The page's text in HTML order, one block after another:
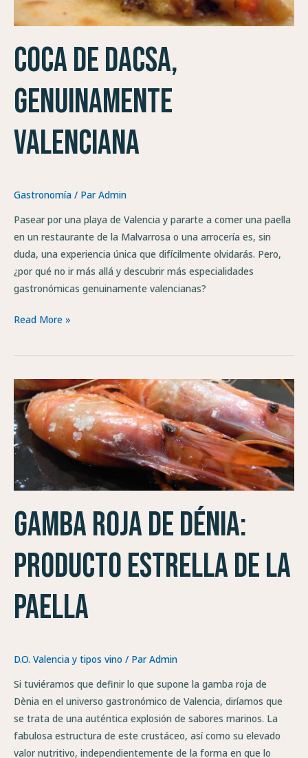
Coca de Dacsa,
genuinamente
Valenciana
Gastronomía / ParAdmin
Pasear por una playa de Valencia y pararte a comer una paella
en un restaurante de la Malvarrosa o una arrocería es, sin
duda, una experiencia única que difícilmente olvidarás. Pero,
¿por qué no ir más allá y descubrir más especialidades
gastronómicas genuinamente valencianas?
Read More »
Gamba roja de Dénia:
producto estrella de la
paella
D.O. Valencia y tipos vino / ParAdmin
Si tuviéramos que definir lo que supone la gamba roja de
Dènia en el universo gastronómico de Valencia, diríamos que
se trata de una auténtica explosión de sabores marinos. La
fabulosa estructura de este crustáceo, así como su elevado
valor nutritivo, independientemente de la forma en que lo
Gamba
roja
de
Dénia:
producto
estrella
de
la
paella